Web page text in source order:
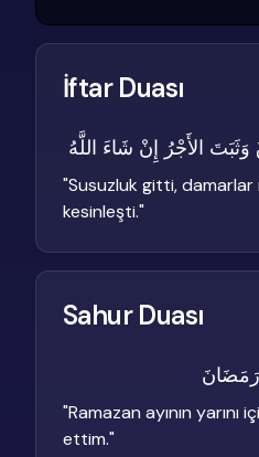
İftar Duası
الأَجْرُ إِنْ شَاءَ اللَّهُ
"Susuzluk gitti, damarlar
kesinleşti."
Sahur Duası
"Ramazan ayının
ettim."